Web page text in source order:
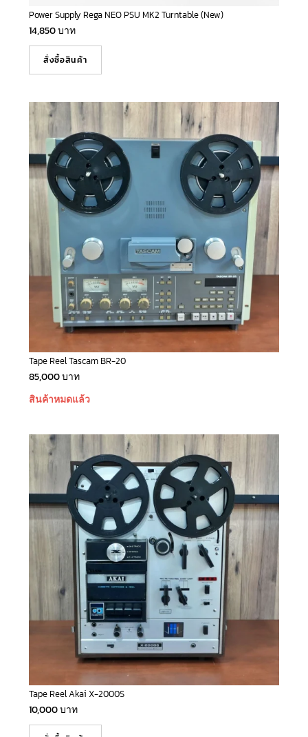
Power Supply Rega NEO PSU MK2 Turntable (New)
14,850บาท
สั่งซื้อสินค้า
Tape Reel Tascam BR-20
85,000บาท
สินค้าหมดแล้ว
Tape Reel Akai X-2000S
10,000บาท